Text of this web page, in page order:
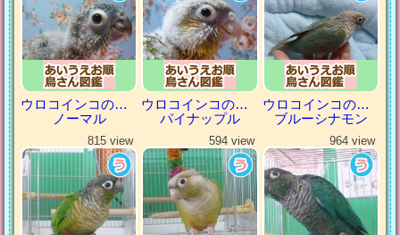
ウロコインコの仲間
ノーマル
ウロコインコの仲間
パイナップル
ウロコインコの仲間
ブルーシナモン
815 view 594 view 964 view